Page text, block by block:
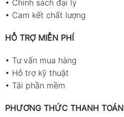
• Chính sách đại lý
• Cam kết chất lượng
HỖ TRỢ MIỄN PHÍ
• Tư vấn mua hàng
• Hỗ trợ kỹ thuật
• Tải phần mềm
PHƯƠNG THỨC THANH TOÁN